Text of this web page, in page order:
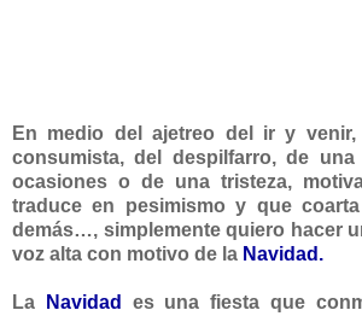
En medio del ajetreo del ir y
consumista, del despilfarro, de
ocasiones o de una tristeza,
traduce en pesimismo y que
demás…, simplemente quiero hacer
voz alta con motivo de la Navidad.
La Navidad
es una fiesta que